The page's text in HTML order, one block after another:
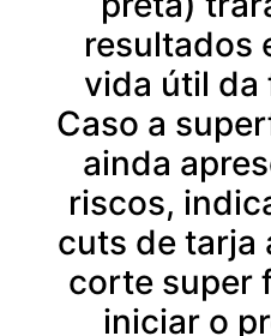
resultados
vida útil da
Caso a
ainda
riscos,
cuts de tarja
corte super
iniciar o